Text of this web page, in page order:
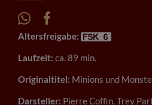
Altersfreigabe:
Laufzeit: ca. 89 min.
Originaltitel: Minions und
Darsteller: Pierre Coffin, Trey